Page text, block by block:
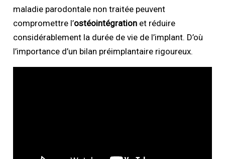
maladie parodontale non traitée peuvent
compromettre l’ostéointégration et réduire
considérablement la durée de vie de l’implant. D’où
l’importance d’un bilan préimplantaire rigoureux.